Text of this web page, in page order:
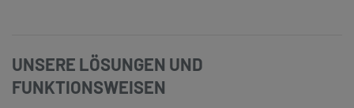
UNSERE LÖSUNGEN UND
FUNKTIONSWEISEN